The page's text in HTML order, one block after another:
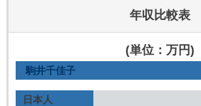
年収比較表
(単位：万円)
駒井千佳子
日本人